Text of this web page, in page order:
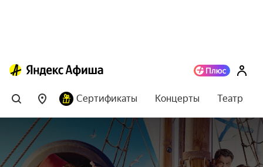
Сертификаты Концерты Театр